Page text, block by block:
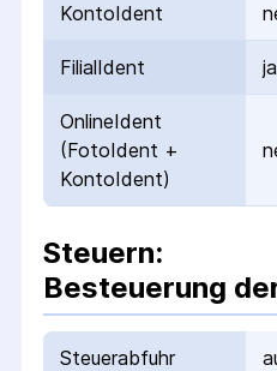
KontoIdent
FilialIdent ja
OnlineIdent
(FotoIdent +
KontoIdent)
Steuern:
Besteuerung
Steuerabfuhr